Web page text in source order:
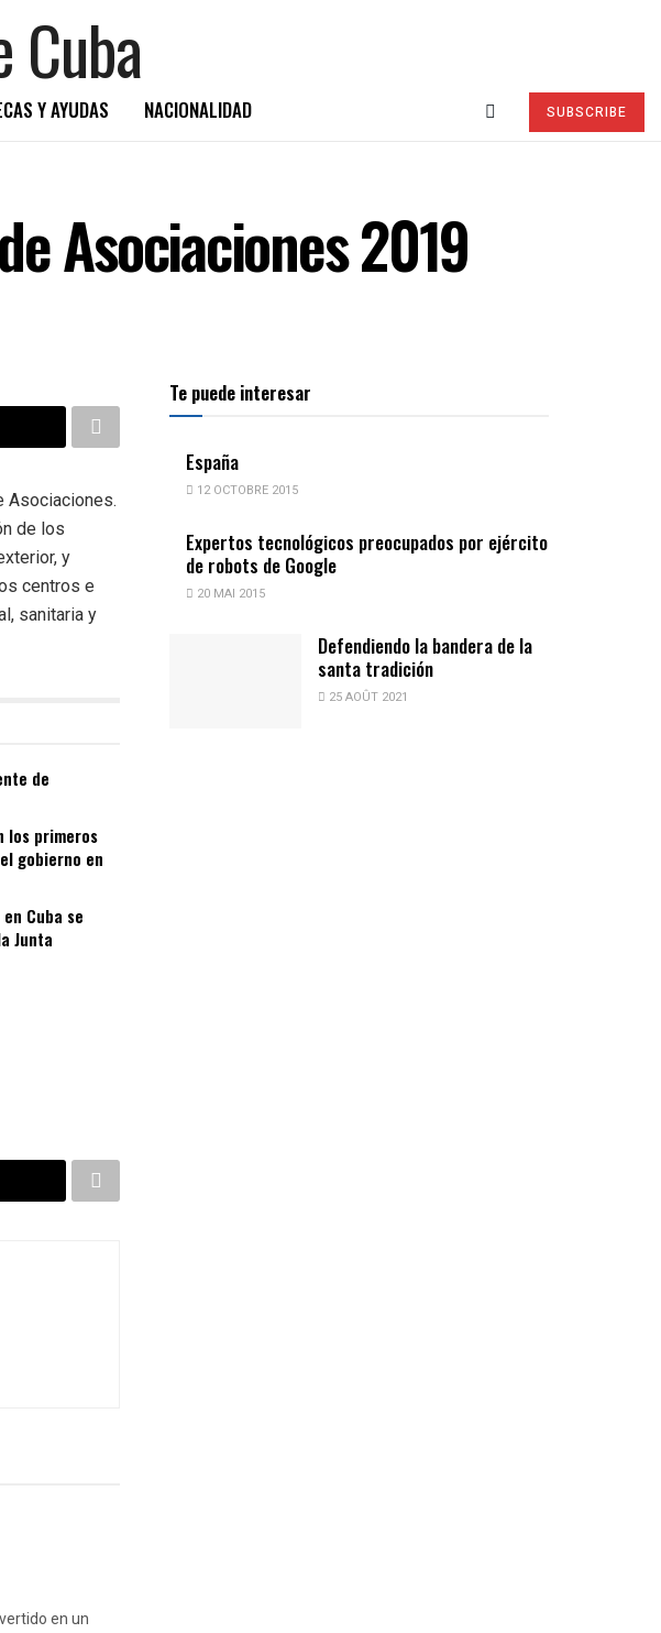
Y AYUDAS NACIONALIDAD SUBSCRIBE
Asociaciones 2019
Asociaciones.
de los
y
centros e
sanitaria y
de
los primeros
gobierno en
Cuba se
Junta
en un
Te puede interesar
España
12 OCTOBRE 2015
Expertos tecnológicos preocupados por ejército
de robots de Google
20 MAI 2015
Defendiendo la bandera de la
santa tradición
25 AOÛT 2021